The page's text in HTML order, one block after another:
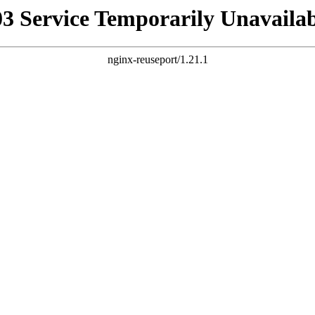
Service Temporarily
nginx-reuseport/1.21.1